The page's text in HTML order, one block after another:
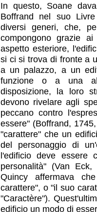
In questo, Soane
Boffrand nel suo
diversi generi, che,
compongono grazie
aspetto esteriore,
si ci si trova di fronte a
a un palazzo, a un
funzione o a una
disposizione, la loro
devono rivelare agli
peccano contro
essere" (Boffrand,
"carattere" che un
del personaggio di
l'edificio deve essere
personalità" (Van
Quincy affermava
carattere", o "il suo
"Caractère").
edificio un modo di